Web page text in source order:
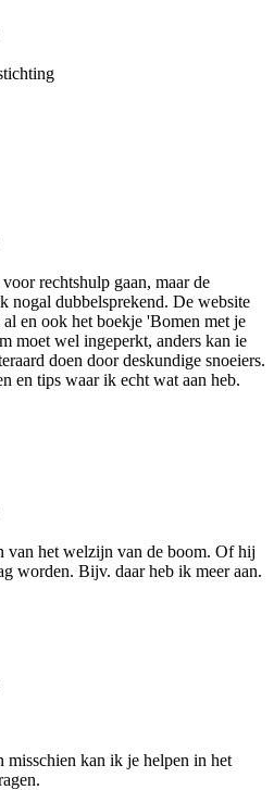
rechtshulp gaan, maar de
nogal dubbelsprekend. De website
en ook het boekje 'Bomen met je
moet wel ingeperkt, anders kan ie
doen door deskundige snoeiers.
en tips waar ik echt wat aan heb.
van het welzijn van de boom. Of hij
worden. Bijv. daar heb ik meer aan.
misschien kan ik je helpen in het